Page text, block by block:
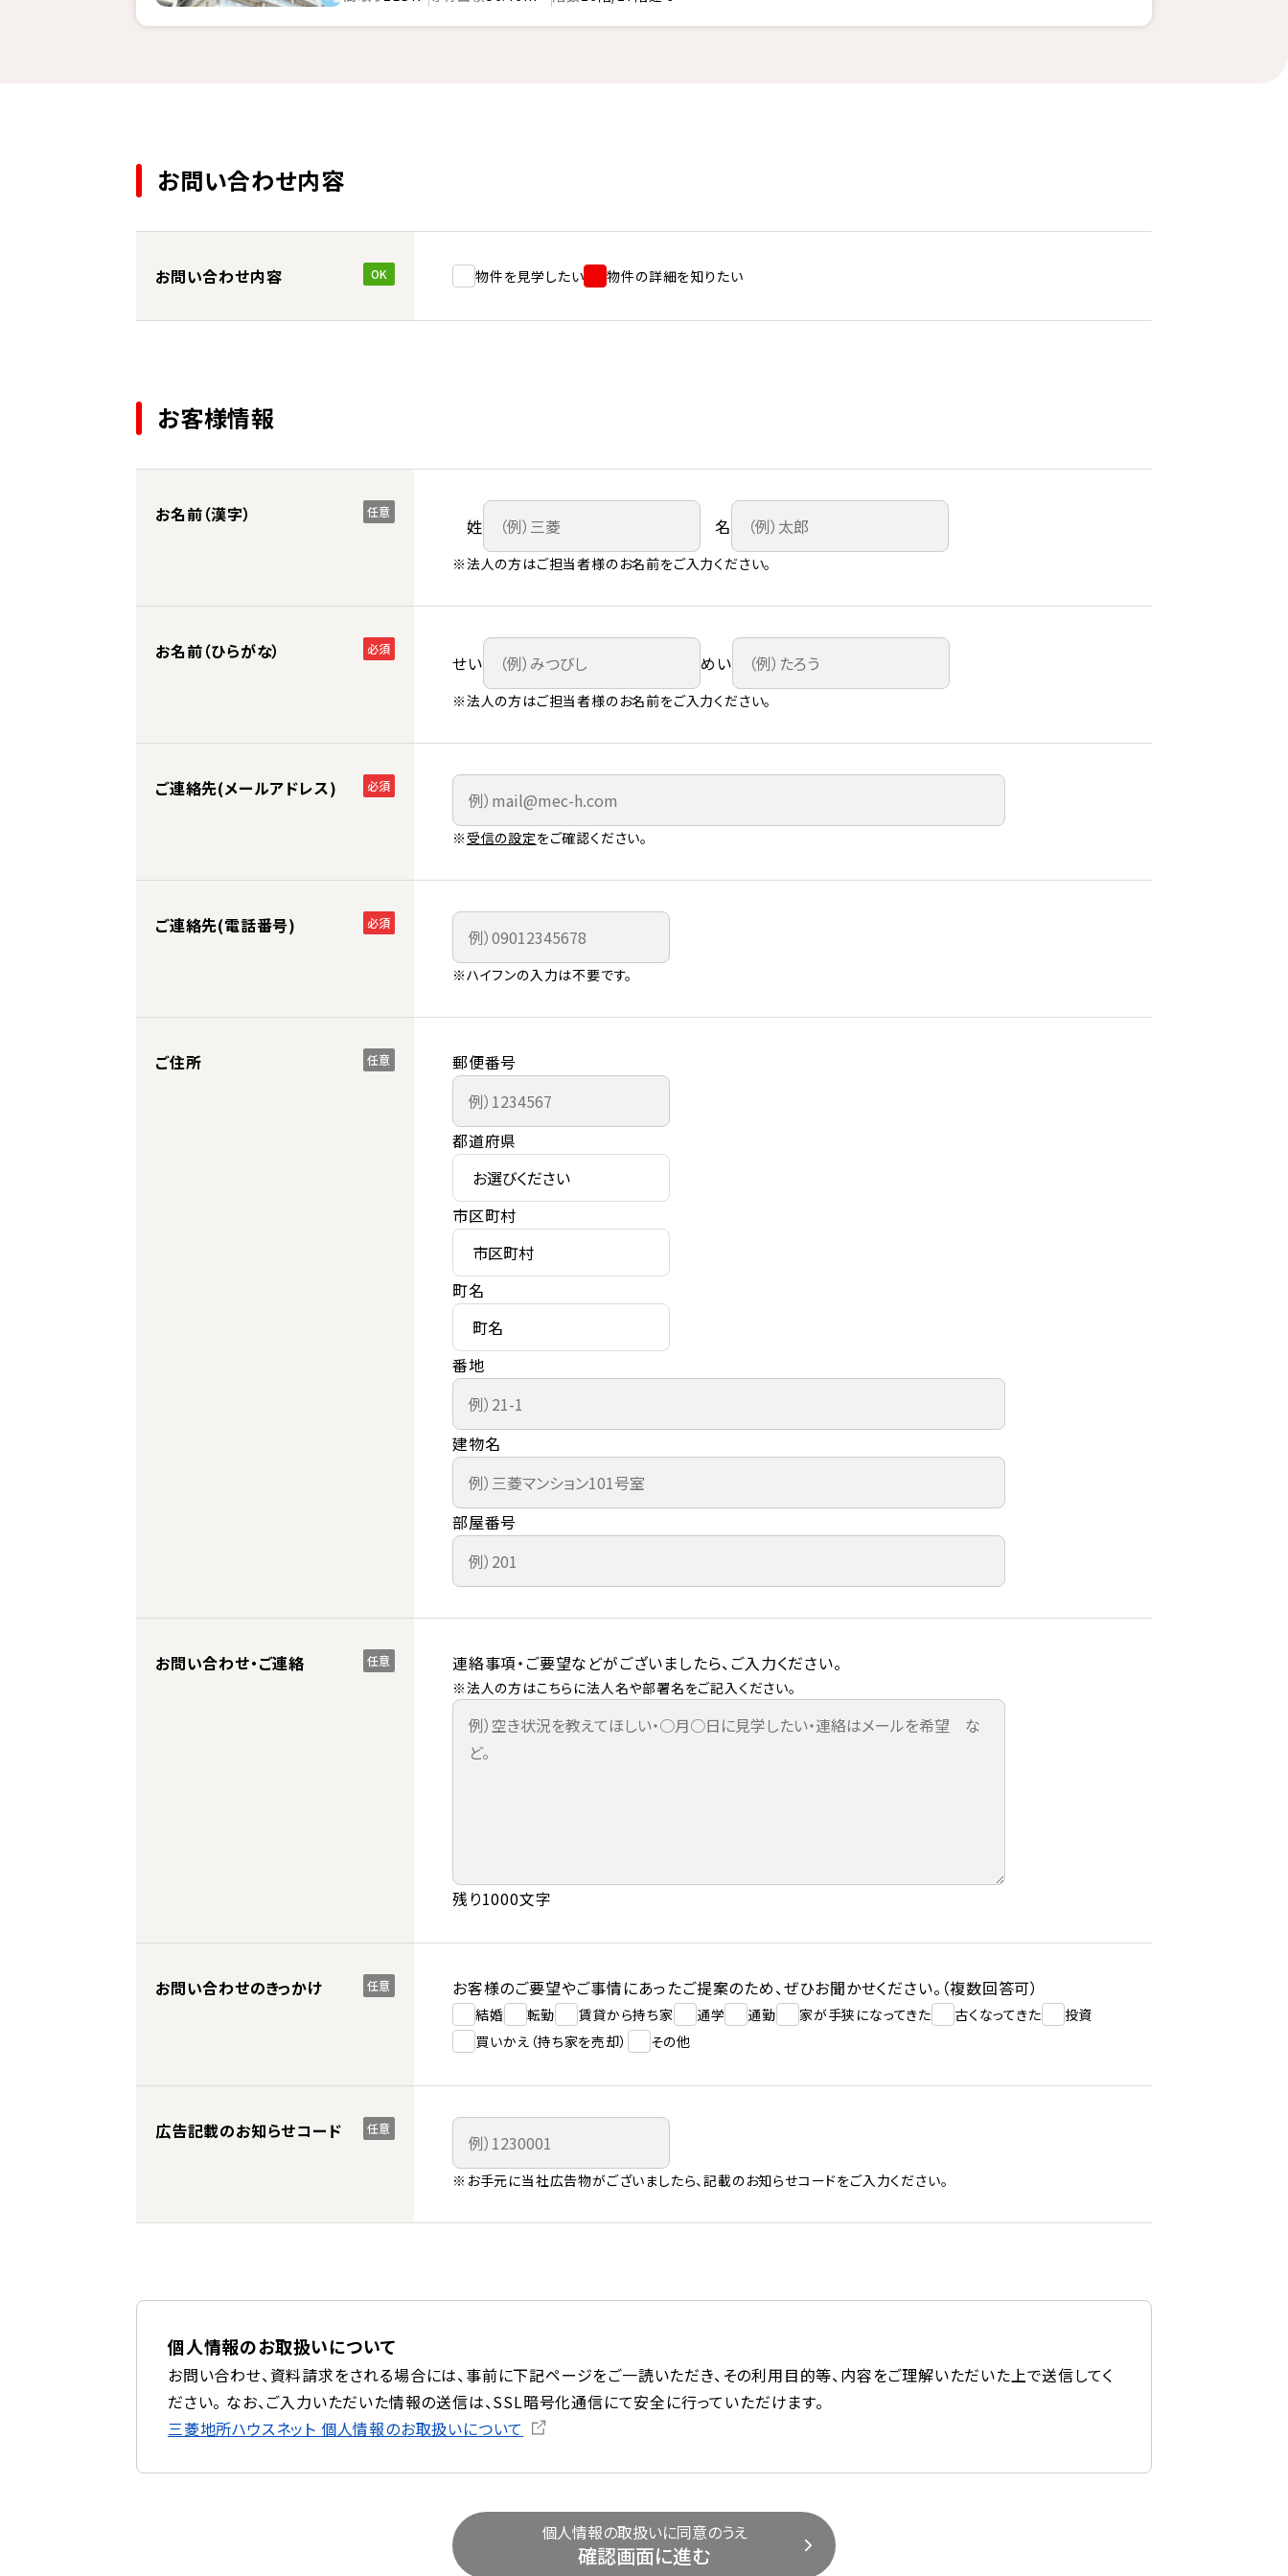
お問い合わせ内容
お問い合わせ内容 OK 物件を見学したい 物件の詳細を知りたい
お客様情報
お名前（漢字） 任意
姓 名
※法人の方はご担当者様のお名前をご入力ください。
お名前（ひらがな） 必須
せい めい
※法人の方はご担当者様のお名前をご入力ください。
ご連絡先(メールアドレス) 必須
※ 受信の設定をご確認ください。
ご連絡先(電話番号) 必須
※ハイフンの入力は不要です。
ご住所 任意 郵便番号
都道府県
市区町村
町名
番地
建物名
部屋番号
お問い合わせ・ご連絡 任意 連絡事項・ご要望などがございましたら、ご入力ください。
※法人の方はこちらに法人名や部署名をご記入ください。
残り1000文字
お問い合わせのきっかけ 任意 お客様のご要望やご事情にあったご提案のため、ぜひお聞かせください。（複数回答可）
結婚 転勤 賃貸から持ち家 通学 通勤 家が手狭になってきた 古くなってきた
投資
買いかえ（持ち家を売却）
その他
広告記載のお知らせコード 任意
※お手元に当社広告物がございましたら、記載のお知らせコードをご入力ください。
個人情報のお取扱いについて
お問い合わせ、資料請求をされる場合には、事前に下記ページをご一読いただき、その利用目的等、内容をご理解いただいた上で送信してく
ださい。 なお、ご入力いただいた情報の送信は、SSL暗号化通信にて安全に行っていただけます。
三菱地所ハウスネット 個人情報のお取扱いについて
個人情報の取扱いに同意のうえ
確認画面に進む